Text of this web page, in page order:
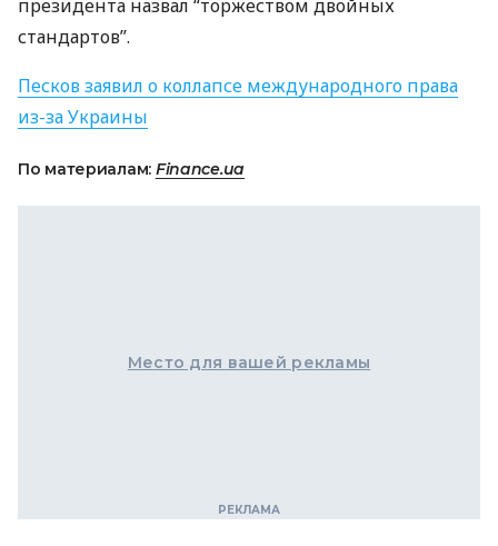
президента назвал “торжеством двойных
стандартов”.
Песков заявил о коллапсе международного права
из-за Украины
По материалам: Finance.ua
Место для вашей рекламы